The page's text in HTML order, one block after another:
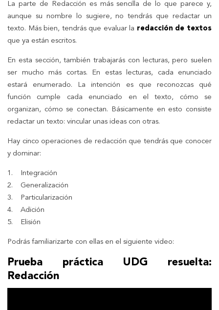
La parte de Redacción es más sencilla de lo que parece y,
aunque su nombre lo sugiere, no tendrás que redactar un
texto. Más bien, tendrás que evaluar la redacción de textos
que ya están escritos.
En esta sección, también trabajarás con lecturas, pero suelen
ser mucho más cortas. En estas lecturas, cada enunciado
estará enumerado. La intención es que reconozcas qué
función cumple cada enunciado en el texto, cómo se
organizan, cómo se conectan. Básicamente en esto consiste
redactar un texto: vincular unas ideas con otras.
Hay cinco operaciones de redacción que tendrás que conocer
y dominar:
1. Integración
2. Generalización
3. Particularización
4. Adición
5. Elisión
Podrás familiarizarte con ellas en el siguiente video:
Prueba práctica UDG resuelta:
Redacción